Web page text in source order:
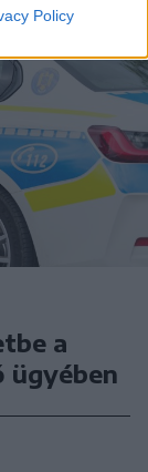
Policy
a